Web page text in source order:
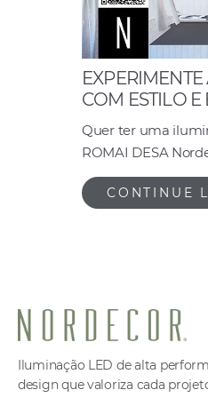
COM ESTILO E
Quer ter uma
ROMAI DESA
CONTINUE
Iluminação LED de alta
design que valoriza cada